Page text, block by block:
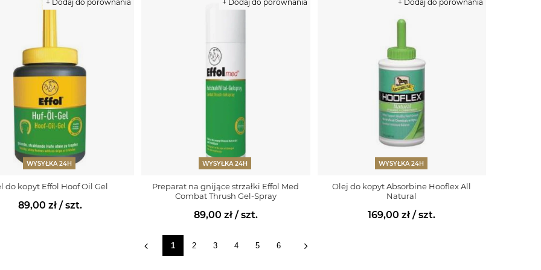
WYSYŁKA 24H
do kopyt Effol Hoof Oil Gel
89,00 zł/ szt.
+ Dodaj do porównania
WYSYŁKA 24H
Preparat na gnijące strzałki Effol Med
Combat Thrush Gel-Spray
89,00 zł/ szt.
+ Dodaj do porównania
WYSYŁKA 24H
Olej do kopyt Absorbine Hooflex All
Natural
169,00 zł / szt.
+ Dodaj do porównania
1 2 3 4 5 6